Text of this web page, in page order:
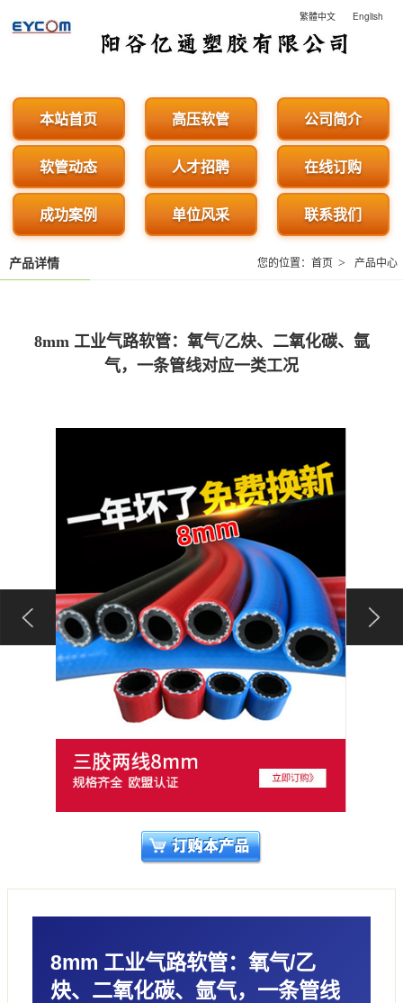
阳谷亿通塑胶有限公司 - 专业
繁體中文 English
本站首页 高压软管 公司简介
软管动态 人才招聘 在线订购
成功案例 单位风采 联系我们
产品详情 您的位置： 首页 > 产品中心
8mm 工业气路软管：氧气/乙炔、二氧化碳、氩
气，一条管线对应一类工况
8mm 工业气路软管：氧气/乙
炔、二氧化碳、氩气，一条管线